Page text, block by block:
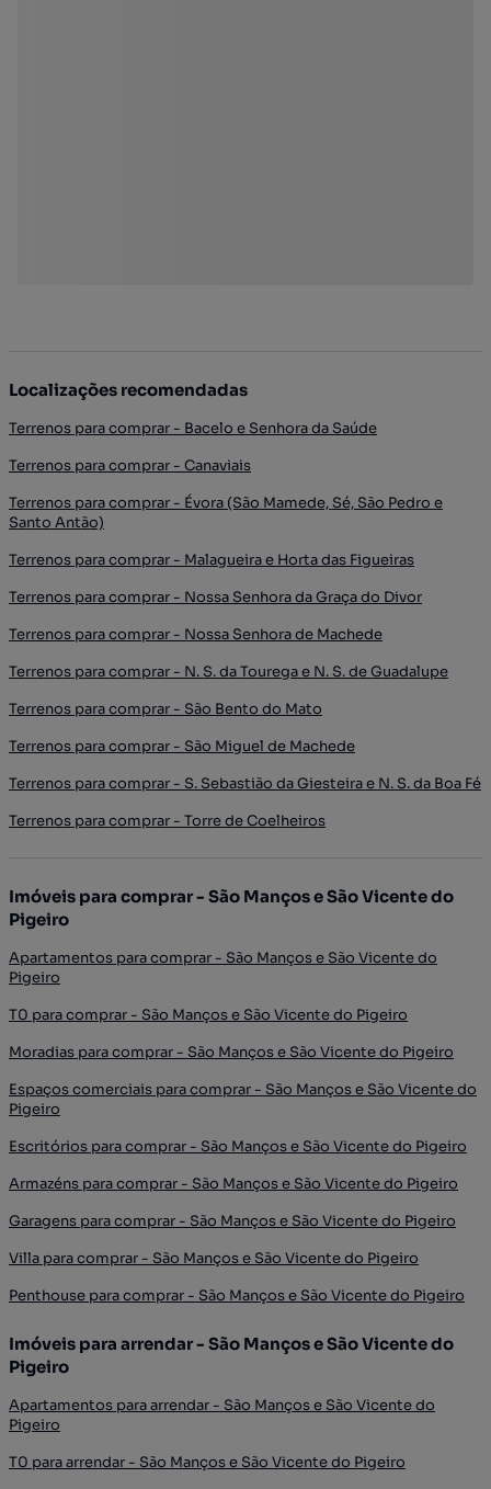
Localizações recomendadas
Terrenos para comprar - Bacelo e Senhora da Saúde
Terrenos para comprar - Canaviais
Terrenos para comprar - Évora (São Mamede, Sé, São Pedro e
Santo Antão)
Terrenos para comprar - Malagueira e Horta das Figueiras
Terrenos para comprar - Nossa Senhora da Graça do Divor
Terrenos para comprar - Nossa Senhora de Machede
Terrenos para comprar - N. S. da Tourega e N. S. de Guadalupe
Terrenos para comprar - São Bento do Mato
Terrenos para comprar - São Miguel de Machede
Terrenos para comprar - S. Sebastião da Giesteira e N. S. da Boa Fé
Terrenos para comprar - Torre de Coelheiros
Imóveis para comprar - São Manços e São Vicente do
Pigeiro
Apartamentos para comprar - São Manços e São Vicente do
Pigeiro
T0 para comprar - São Manços e São Vicente do Pigeiro
Moradias para comprar - São Manços e São Vicente do Pigeiro
Espaços comerciais para comprar - São Manços e São Vicente do
Pigeiro
Escritórios para comprar - São Manços e São Vicente do Pigeiro
Armazéns para comprar - São Manços e São Vicente do Pigeiro
Garagens para comprar - São Manços e São Vicente do Pigeiro
Villa para comprar - São Manços e São Vicente do Pigeiro
Penthouse para comprar - São Manços e São Vicente do Pigeiro
Imóveis para arrendar - São Manços e São Vicente do
Pigeiro
Apartamentos para arrendar - São Manços e São Vicente do
Pigeiro
T0 para arrendar - São Manços e São Vicente do Pigeiro